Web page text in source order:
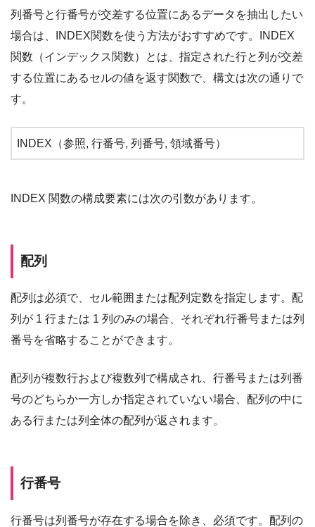
列番号と行番号が交差する位置にあるデータを抽出したい
場合は、INDEX関数を使う方法がおすすめです。INDEX
関数（インデックス関数）とは、指定された行と列が交差
する位置にあるセルの値を返す関数で、構文は次の通りで
す。
INDEX（参照, 行番号, 列番号, 領域番号）
INDEX 関数の構成要素には次の引数があります。
配列
配列は必須で、セル範囲または配列定数を指定します。配
列が 1 行または 1 列のみの場合、それぞれ行番号または列
番号を省略することができます。
配列が複数行および複数列で構成され、行番号または列番
号のどちらか一方しか指定されていない場合、配列の中に
ある行または列全体の配列が返されます。
行番号
行番号は列番号が存在する場合を除き、必須です。配列の